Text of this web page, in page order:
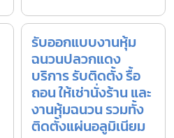
รับออกแบบงานหุ้ม
ฉนวนปลวกแดง
บริการ รับติดตั้ง รื้อ
ถอน ให้เช่านั่งร้าน และ
งานหุ้มฉนวน รวมทั้ง
ติดตั้งแผ่นอลูมิเนียม